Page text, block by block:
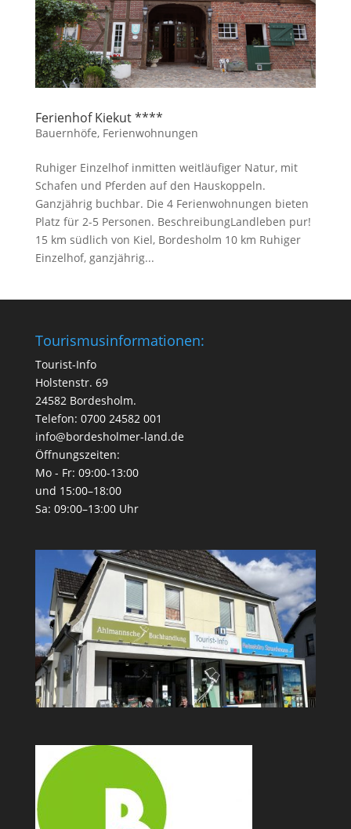
Ferienhof Kiekut ****
Bauernhöfe, Ferienwohnungen
Ruhiger Einzelhof inmitten weitläufiger Natur, mit
Schafen und Pferden auf den Hauskoppeln.
Ganzjährig buchbar. Die 4 Ferienwohnungen bieten
Platz für 2-5 Personen. BeschreibungLandleben pur!
15 km südlich von Kiel, Bordesholm 10 km Ruhiger
Einzelhof, ganzjährig...
Tourismusinformationen:
Tourist-Info
Holstenstr. 69
24582 Bordesholm.
Telefon: 0700 24582 001
info@bordesholmer-land.de
Öffnungszeiten:
Mo - Fr: 09:00-13:00
und 15:00–18:00
Sa: 09:00–13:00 Uhr